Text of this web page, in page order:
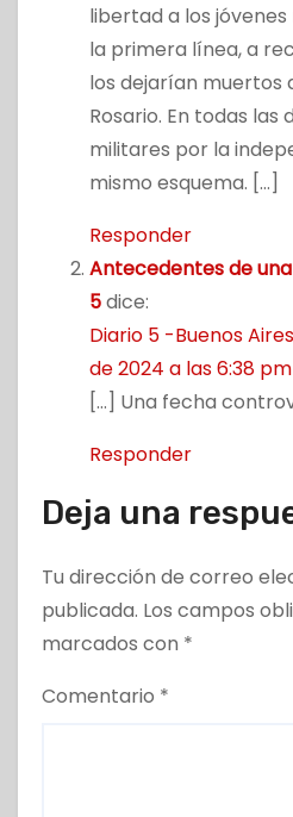
libertad a los
la primera línea, a
los dejarían muertos
Rosario. En todas las
militares por la
mismo esquema. […]
Responder
Antecedentes de
5dice:
Diario 5 -Buenos
de 2024 a las 6:38 pm
[…] Una fecha
Responder
Deja una
Tu dirección de correo
publicada. Los campos
marcados con *
Comentario *